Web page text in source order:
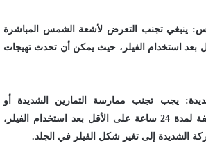
ينبغي تجنب التعرض لأشعة الشمس المباشرة
الأقل بعد استخدام الفيلر، حيث يمكن أن تحدث تهيجات
يجب تجنب ممارسة التمارين الشديدة أو
الأنشطة الرياضية المكثفة لمدة 24 ساعة على الأقل بعد استخدام الفيلر،
الشديدة إلى تغير شكل الفيلر في الجلد.